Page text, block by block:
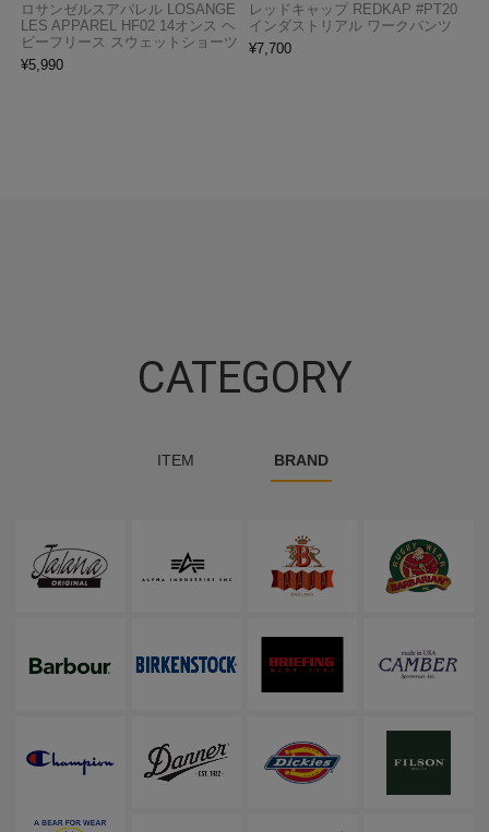
ロサンゼルスアパレル LOSANGE
LES APPAREL HF02 14オンス ヘ
ビーフリース スウェットショーツ
¥5,990
レッドキャップ REDKAP #PT20
インダストリアル ワークパンツ
¥7,700
CATEGORY
ITEM BRAND